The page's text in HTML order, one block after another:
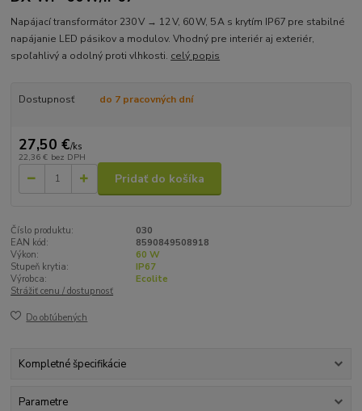
Napájací transformátor 230 V → 12 V, 60 W, 5 A s krytím IP67 pre stabilné
napájanie LED pásikov a modulov. Vhodný pre interiér aj exteriér,
spoľahlivý a odolný proti vlhkosti. celý popis
Dostupnosť do 7 pracovných dní
27,50 €/ks
22,36 € bez DPH
Pridať do košíka
Číslo produktu:
030
EAN kód:
8590849508918
Výkon:
60 W
Stupeň krytia:
IP67
Výrobca:
Ecolite
Strážiť cenu / dostupnosť
Do obľúbených
Kompletné špecifikácie
Parametre